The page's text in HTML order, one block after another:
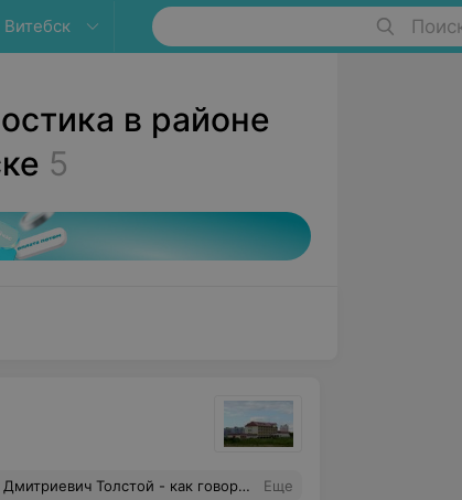
Витебск
в районе
5
позитивно. И конечно же замечательные психологи. Низкий вам поклон за ваш нелегкий труд и умение найти индивидуальный подход к каждому пациенту. Еще